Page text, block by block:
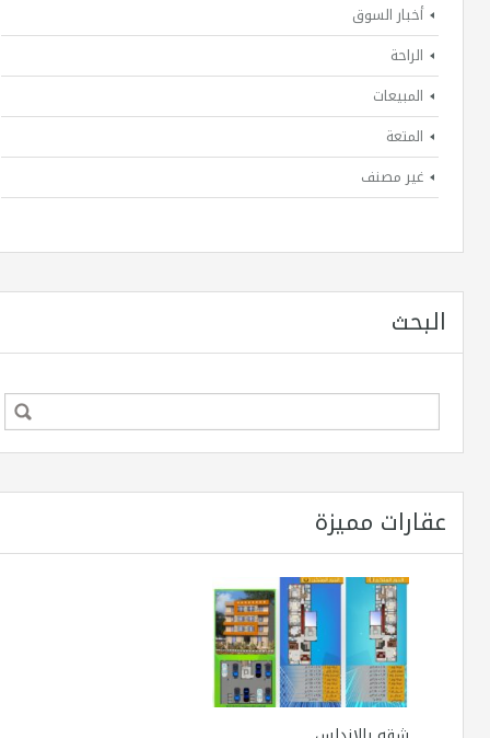
أخبار السوق
الراحة
المبيعات
المتعة
غير مصنف
البحث
عقارات مميزة